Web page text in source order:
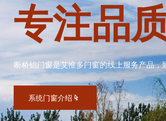
专注品
断桥铝门窗是艾惟多门窗的线上服务产品
系统门窗介绍